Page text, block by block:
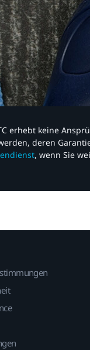
erhebt keine
deren
, wenn Sie